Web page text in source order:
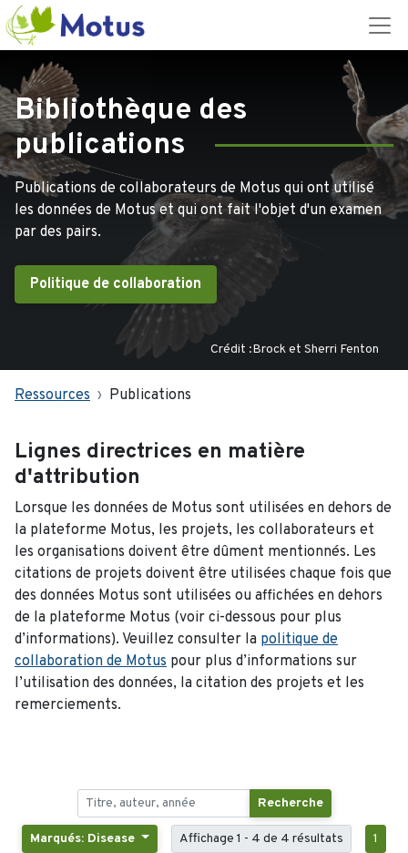
Bibliothèque des
publications
Publications de collaborateurs de Motus qui ont utilisé
les données de Motus et qui ont fait l'objet d'un examen
par des pairs.
Politique de collaboration
Crédit :Brock et Sherri Fenton
Ressources Publications
Lignes directrices en matière
d'attribution
Lorsque les données de Motus sont utilisées en dehors de
la plateforme Motus, les projets, les collaborateurs et
les organisations doivent être dûment mentionnés. Les
citations de projets doivent être utilisées chaque fois que
des données Motus sont utilisées ou affichées en dehors
de la plateforme Motus (voir ci-dessous pour plus
d’informations). Veuillez consulter la politique de
collaboration de Motus pour plus d’informations sur
l’utilisation des données, la citation des projets et les
remerciements.
Recherche
Marqués: Disease Affichage 1 - 4 de 4 résultats 1